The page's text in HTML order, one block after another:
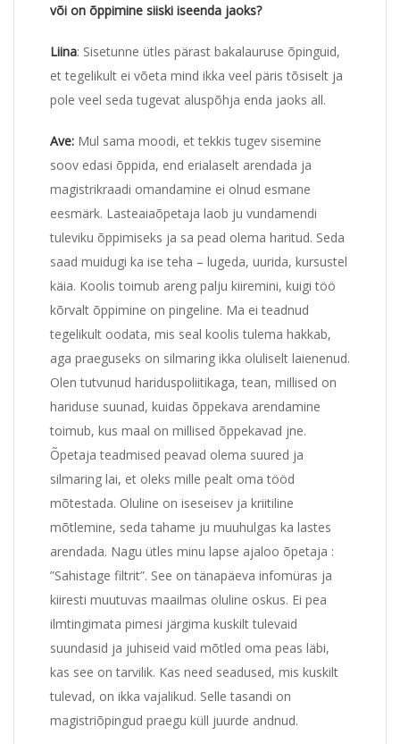
või on õppimine siiski iseenda jaoks?
Liina: Sisetunne ütles pärast bakalauruse õpinguid,
et tegelikult ei võeta mind ikka veel päris tõsiselt ja
pole veel seda tugevat aluspõhja enda jaoks all.
Ave: Mul sama moodi, et tekkis tugev sisemine
soov edasi õppida, end erialaselt arendada ja
magistrikraadi omandamine ei olnud esmane
eesmärk. Lasteaiaõpetaja laob ju vundamendi
tuleviku õppimiseks ja sa pead olema haritud. Seda
saad muidugi ka ise teha – lugeda, uurida, kursustel
käia. Koolis toimub areng palju kiiremini, kuigi töö
kõrvalt õppimine on pingeline. Ma ei teadnud
tegelikult oodata, mis seal koolis tulema hakkab,
aga praeguseks on silmaring ikka oluliselt laienenud.
Olen tutvunud hariduspoliitikaga, tean, millised on
hariduse suunad, kuidas õppekava arendamine
toimub, kus maal on millised õppekavad jne.
Õpetaja teadmised peavad olema suured ja
silmaring lai, et oleks mille pealt oma tööd
mõtestada. Oluline on iseseisev ja kriitiline
mõtlemine, seda tahame ju muuhulgas ka lastes
arendada. Nagu ütles minu lapse ajaloo õpetaja :
”Sahistage filtrit”. See on tänapäeva infomüras ja
kiiresti muutuvas maailmas oluline oskus. Ei pea
ilmtingimata pimesi järgima kuskilt tulevaid
suundasid ja juhiseid vaid mõtled oma peas läbi,
kas see on tarvilik. Kas need seadused, mis kuskilt
tulevad, on ikka vajalikud. Selle tasandi on
magistriõpingud praegu küll juurde andnud.